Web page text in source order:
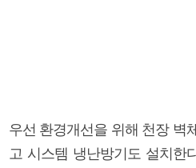
우선 환경개선을 위해 천장 벽
고 시스템 냉난방기도 설치한